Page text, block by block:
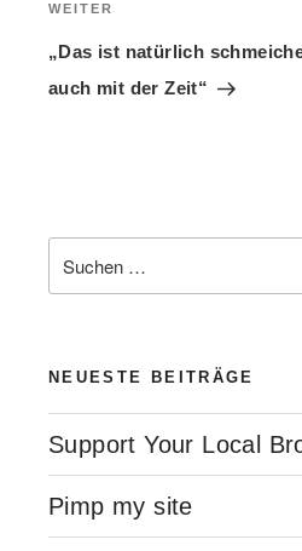
Nächster
Beitrag
WEITER
„Das ist natürlich
auch mit der Zeit“
Suchen
nach:
NEUESTE BEITRÄGE
Support Your Local
Pimp my site